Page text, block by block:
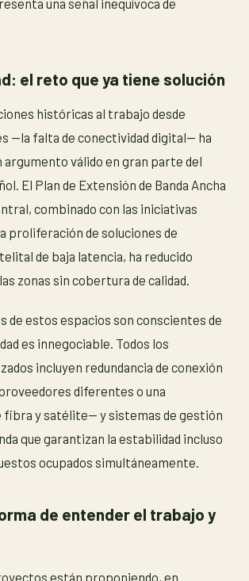
el reto que ya tiene solución
históricas al trabajo desde
—la falta de conectividad digital— ha
argumento válido en gran parte del
El Plan de Extensión de Banda Ancha
combinado con las iniciativas
proliferación de soluciones de
de baja latencia, ha reducido
zonas sin cobertura de calidad.
de estos espacios son conscientes de
es innegociable. Todos los
incluyen redundancia de conexión
diferentes o una
fibra y satélite— y sistemas de gestión
que garantizan la estabilidad incluso
ocupados simultáneamente.
de entender el trabajo y
están proponiendo, en